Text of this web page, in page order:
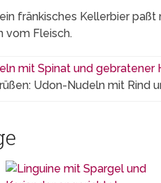
fränkisches Kellerbier
vom Fleisch.
Udon-Nudeln mit Rind